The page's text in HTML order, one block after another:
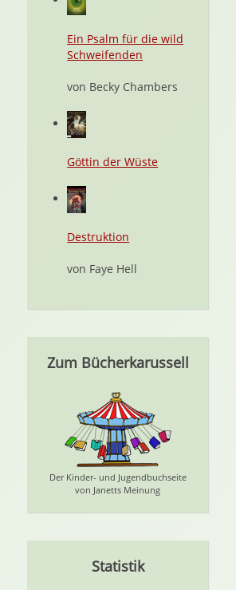
Ein Psalm für die wild
Schweifenden
von Becky Chambers
Göttin der Wüste
Destruktion
von Faye Hell
Zum Bücherkarussell
Der Kinder- und Jugendbuchseite
von Janetts Meinung
Statistik